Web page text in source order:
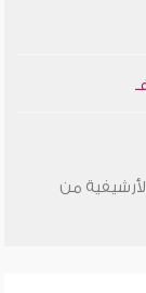
من